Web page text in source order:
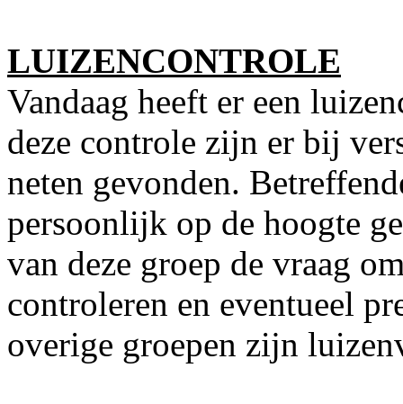
LUIZENCONTROLE
Vandaag heeft er een
deze controle zijn er bij
neten gevonden.
persoonlijk op de hoogte
van deze groep de vraag
controleren en eventueel
overige groepen zijn